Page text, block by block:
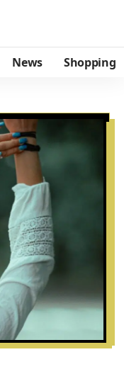
News Shopping